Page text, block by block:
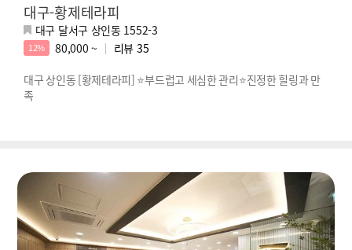
대구-황제테라피
대구 달서구 상인동 1552-3
12% 80,000 ~ 리뷰 35
대구 상인동 [황제테라피] ⭐부드럽고 세심한 관리⭐진정한 힐링과 만
족